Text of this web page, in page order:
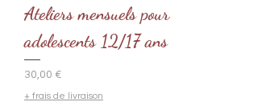
Ateliers mensuels pour
adolescents 12/17 ans
Prix
30,00 €
+ frais de livraison